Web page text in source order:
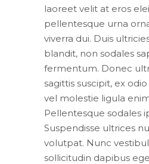
laoreet velit at eros
pellentesque urna
viverra dui. Duis
blandit, non sodales
fermentum. Donec
sagittis suscipit, ex
vel molestie ligula
Pellentesque sodales
Suspendisse ultrices
volutpat. Nunc
sollicitudin dapibus